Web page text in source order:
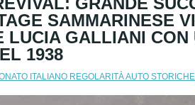
SAMMARINESE
LUCIA GALLIANI CON
1938
ITALIANO REGOLARITÀ AUTO STORICHE